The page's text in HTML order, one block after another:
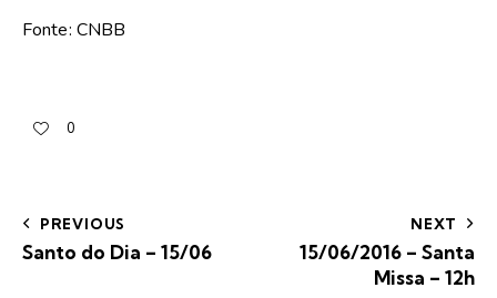
Fonte: CNBB
0
PREVIOUS
Santo do Dia – 15/06
NEXT
15/06/2016 – Santa
Missa – 12h